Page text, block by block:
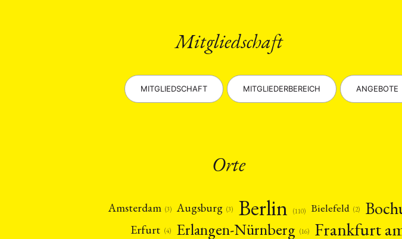
Mitgliedschaft
MITGLIEDSCHAFT MITGLIEDERBEREICH ANGEBOTE
Orte
Amsterdam (3) Augsburg (3) Berlin (110) Bielefeld (2)
Erfurt (4) Erlangen-Nürnberg (16) Frankfurt